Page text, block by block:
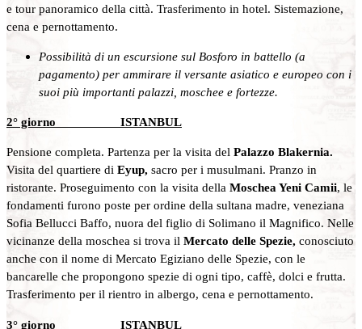
e tour panoramico della città. Trasferimento in hotel. Sistemazione,
cena e pernottamento.
Possibilità di un escursione sul Bosforo in battello (a
pagamento) per ammirare il versante asiatico e europeo con i
suoi più importanti palazzi, moschee e fortezze.
2° giorno ISTANBUL
Pensione completa. Partenza per la visita del Palazzo Blakernia.
Visita del quartiere di Eyup, sacro per i musulmani. Pranzo in
ristorante. Proseguimento con la visita della Moschea Yeni Camii, le
fondamenti furono poste per ordine della sultana madre, veneziana
Sofia Bellucci Baffo, nuora del figlio di Solimano il Magnifico. Nelle
vicinanze della moschea si trova il Mercato delle Spezie, conosciuto
anche con il nome di Mercato Egiziano delle Spezie, con le
bancarelle che propongono spezie di ogni tipo, caffè, dolci e frutta.
Trasferimento per il rientro in albergo, cena e pernottamento.
3° giorno ISTANBUL